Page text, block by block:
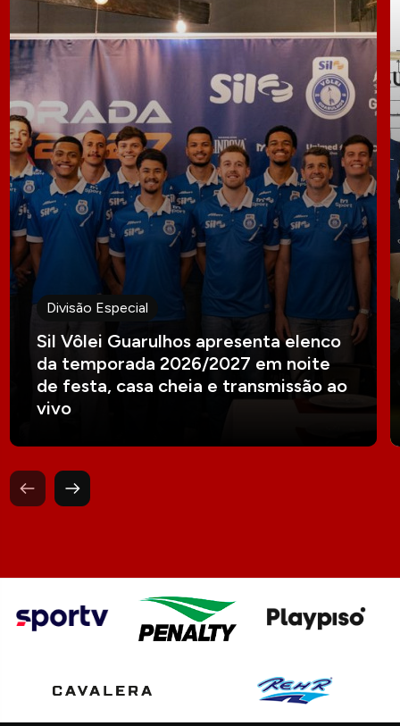
Divisão Especial
Sil Vôlei Guarulhos apresenta elenco
da temporada 2026/2027 em noite
de festa, casa cheia e transmissão ao
vivo